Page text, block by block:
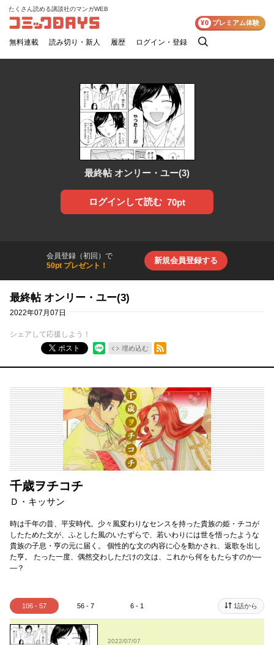
コミックDAYS
たくさん読める講談社のマンガWEB
無料連載 読み切り・新人 履歴 ログイン・登録
検
¥0 プレミアム体験
最終帖 オンリー・ユー(3)
ログインして読む 70pt
会員登録（初回）で
50pt プレゼント！
新規会員登録する
最終帖 オンリー・ユー(3)
2022年07月07日
シェアして応援しよう！
ポスト
埋め込む
RSSフィード
千歳ヲチコチ
Ｄ・キッサン
時は千年の昔、平安時代。少々風変わりなセンスを持った貴族の姫・チコが
したためた文が、ふとした風のいたずらで、若いわりには世を悟ったような
貴族の子息・亨の元に届く。 個性的な文の内容に心を動かされ、返歌を出し
た亨。 たった一度、偶然交わしただけの文は、これから何をもたらすのか―
―？
106 - 57 56 - 7 6 - 1 1話から
2022/07/07